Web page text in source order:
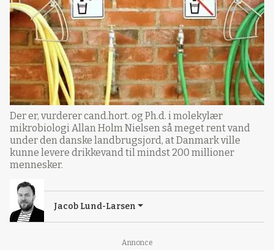
Annonce
Der er, vurderer cand.hort. og Ph.d. i molekylær
mikrobiologi Allan Holm Nielsen så meget rent vand
under den danske landbrugsjord, at Danmark ville
kunne levere drikkevand til mindst 200 millioner
mennesker.
Jacob Lund-Larsen